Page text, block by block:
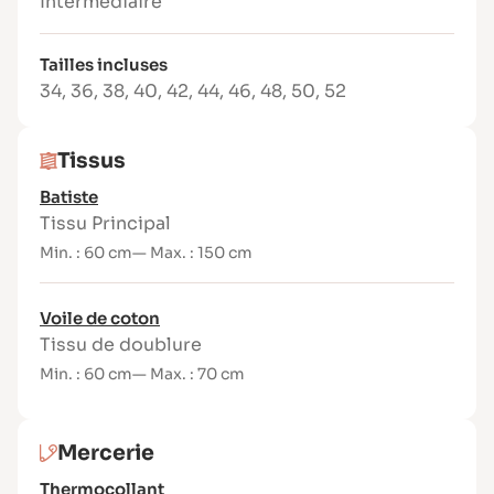
Encolure ronde, fermeture par
boutonnière
Finitions soignées avec doublure (selon
Niveau de couture : 2,5/5
Contenu du patron
Version Pochette
(bilingue FR/EN) :
Patron imprimé avec marges de couture
incluses
France
Tailles incluses
34, 36, 38, 40, 42, 44, 46, 48, 50, 52
Tissus
Batiste
Tissu Principal
Min. : 60 cm— Max. : 150 cm
Voile de coton
Tissu de doublure
Min. : 60 cm— Max. : 70 cm
Mercerie
Thermocollant